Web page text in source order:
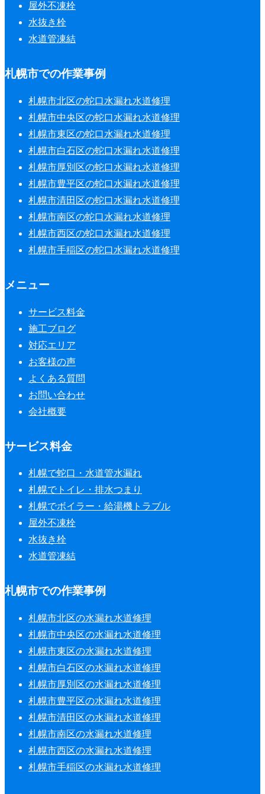
屋外不凍栓
水抜き栓
水道管凍結
札幌市での作業事例
札幌市北区の蛇口水漏れ水道修理
札幌市中央区の蛇口水漏れ水道修理
札幌市東区の蛇口水漏れ水道修理
札幌市白石区の蛇口水漏れ水道修理
札幌市厚別区の蛇口水漏れ水道修理
札幌市豊平区の蛇口水漏れ水道修理
札幌市清田区の蛇口水漏れ水道修理
札幌市南区の蛇口水漏れ水道修理
札幌市西区の蛇口水漏れ水道修理
札幌市手稲区の蛇口水漏れ水道修理
メニュー
サービス料金
施工ブログ
対応エリア
お客様の声
よくある質問
お問い合わせ
会社概要
サービス料金
札幌で蛇口・水道管水漏れ
札幌でトイレ・排水つまり
札幌でボイラー・給湯機トラブル
屋外不凍栓
水抜き栓
水道管凍結
札幌市での作業事例
札幌市北区の水漏れ水道修理
札幌市中央区の水漏れ水道修理
札幌市東区の水漏れ水道修理
札幌市白石区の水漏れ水道修理
札幌市厚別区の水漏れ水道修理
札幌市豊平区の水漏れ水道修理
札幌市清田区の水漏れ水道修理
札幌市南区の水漏れ水道修理
札幌市西区の水漏れ水道修理
札幌市手稲区の水漏れ水道修理